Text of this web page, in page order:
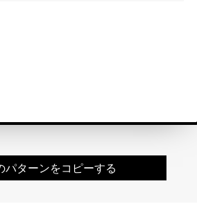
パターンをコピーする